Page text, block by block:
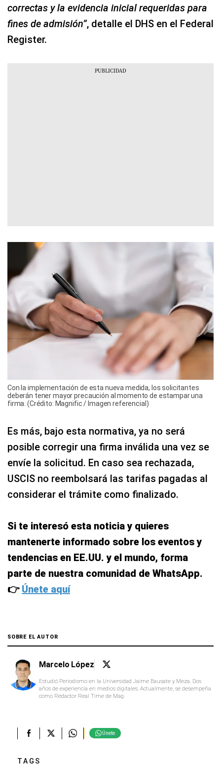
correctas y la evidencia inicial requeridas para
fines de admisión”, detalle el DHS en el Federal
Register.
Con la implementación de esta nueva medida, los solicitantes
deberán tener mayor precaución al momento de estampar una
firma. (Crédito: Magnific / Imagen referencial)
Es más, bajo esta normativa, ya no será
posible corregir una firma inválida una vez se
envíe la solicitud. En caso sea rechazada,
USCIS no reembolsará las tarifas pagadas al
considerar el trámite como finalizado.
Si te interesó esta noticia y quieres
mantenerte informado sobre los eventos y
tendencias en EE.UU. y el mundo, forma
parte de nuestra comunidad de WhatsApp.
👉 Únete aquí
SOBRE EL AUTOR
Marcelo López
Estudió Periodismo en la Universidad Jaime Bausate y Meza. Dos
años de experiencia en medios digitales. Actualmente, se desempeña
como Redactor Real Time de Mag.
Únete
TAGS